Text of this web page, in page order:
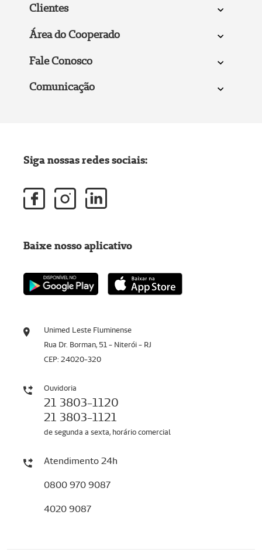
Clientes
Área do Cooperado
Fale Conosco
Comunicação
Unimed Leste Fluminense
Rua Dr. Borman, 51 - Niterói - RJ
CEP: 24020-320
Ouvidoria
21 3803-1120
21 3803-1121
de segunda a sexta, horário comercial
Atendimento 24h
0800 970 9087
4020 9087
Siga nossas redes sociais:
Baixe nosso aplicativo